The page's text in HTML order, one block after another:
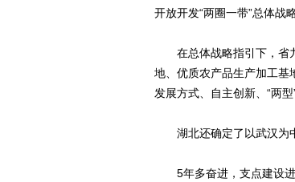
开放开发“两圈一带”总体战
在总体战略指引下，省九
地、优质农产品生产加工基
发展方式、自主创新、“两
湖北还确定了以武汉为中
5年多奋进，支点建设进